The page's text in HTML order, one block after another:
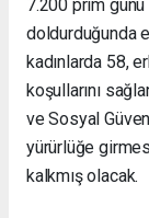
7.200 prim günü
doldurduğunda
kadınlarda 58,
koşullarını
ve Sosyal
yürürlüğe
kalkmış olacak.